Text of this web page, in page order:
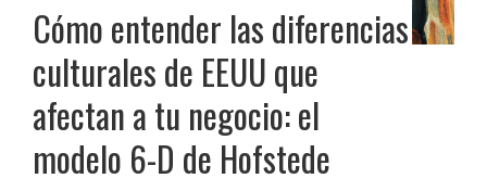
Cómo entender las diferencias
culturales de EEUU que
afectan a tu negocio: el
modelo 6-D de Hofstede